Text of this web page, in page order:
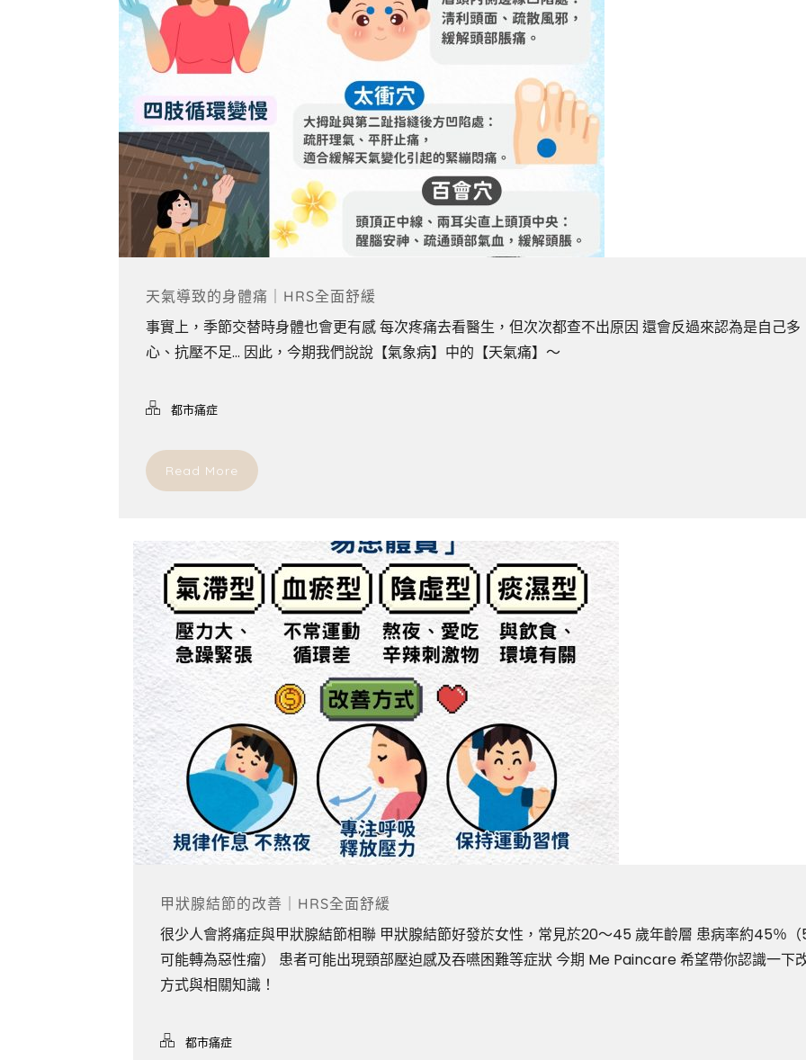
天氣導致的身體痛｜HRS全面舒緩
事實上，季節交替時身體也會更有感 每次疼痛去看醫生，但次次都查不出原因 還會反過來認為是自己多
心、抗壓不足... 因此，今期我們說說【氣象病】中的【天氣痛】～
都市痛症
Read More
甲狀腺結節的改善｜HRS全面舒緩
很少人會將痛症與甲狀腺結節相聯 甲狀腺結節好發於女性，常見於20～45 歲年齡層 患病率約45％
可能轉為惡性瘤） 患者可能出現頸部壓迫感及吞嚥困難等症狀 今期 Me Paincare 希望帶你認識一下
方式與相關知識！
都市痛症